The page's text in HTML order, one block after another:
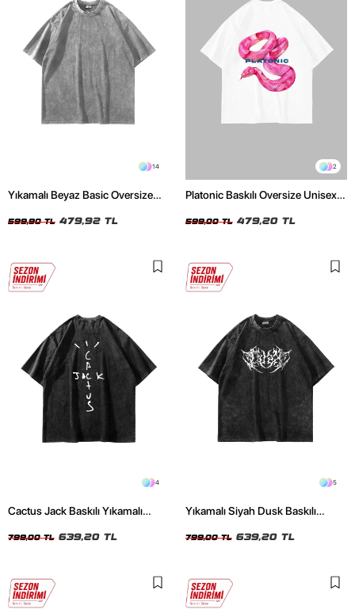
14
Yıkamalı Beyaz Basic Oversize
599,90 TL 479,92 TL
2
Platonic Baskılı Oversize Unisex
599,00 TL 479,20 TL
4
Cactus Jack Baskılı Yıkamalı
799,00 TL 639,20 TL
5
Yıkamalı Siyah Dusk Baskılı
799,00 TL 639,20 TL